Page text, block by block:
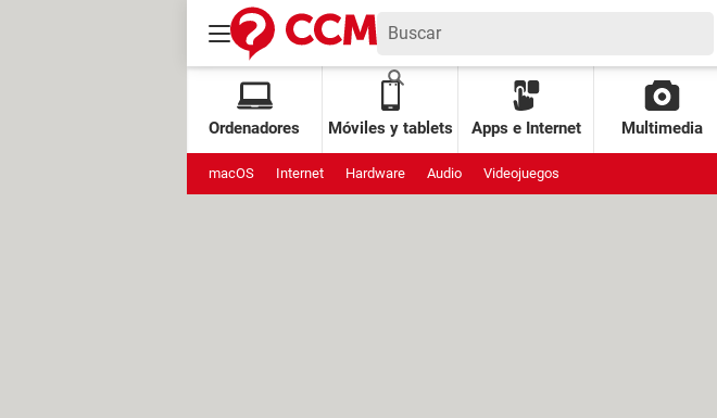
Ordenadores Móviles y tablets Apps e Internet Multimedia
macOS Internet Hardware Audio Videojuegos